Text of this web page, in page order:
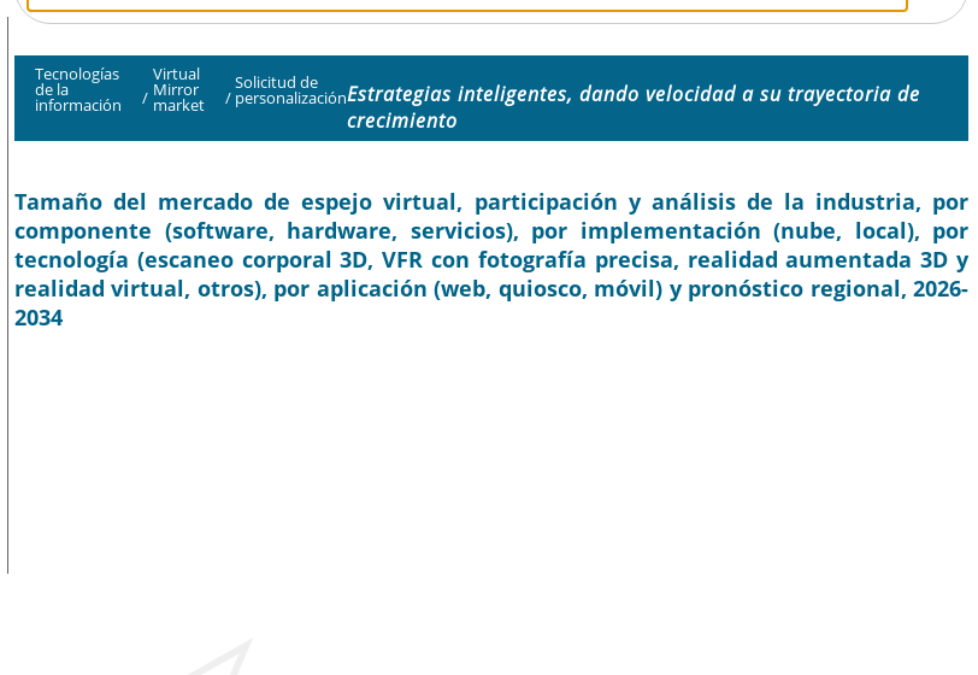
Tecnologías
de la
información /
Virtual
Mirror
market /
Solicitud de
personalizaciónEstrategias inteligentes, dando velocidad a su trayectoria de
crecimiento
Tamaño del mercado de espejo virtual, participación y análisis de la industria, por
componente (software, hardware, servicios), por implementación (nube, local), por
tecnología (escaneo corporal 3D, VFR con fotografía precisa, realidad aumentada 3D y
realidad virtual, otros), por aplicación (web, quiosco, móvil) y pronóstico regional, 2026-
2034